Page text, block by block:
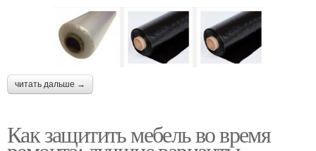
читать дальше →
Как защитить мебель во время